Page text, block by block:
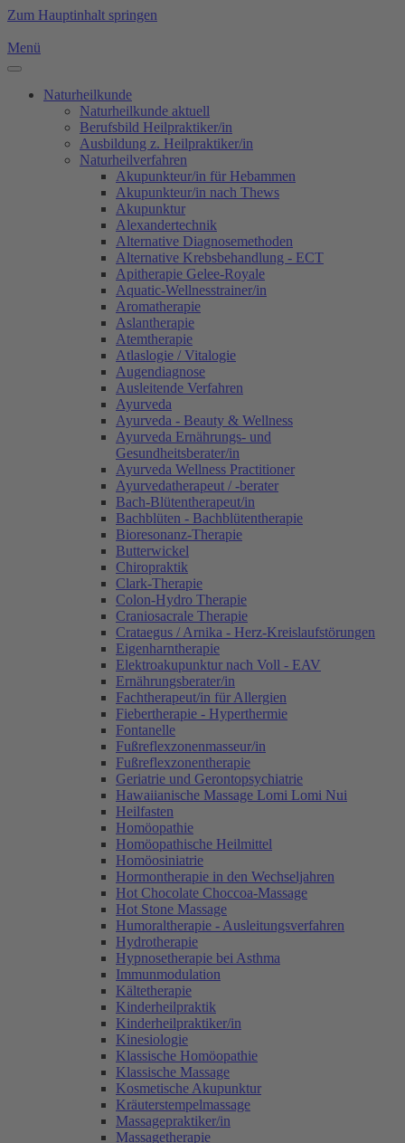
Zum Hauptinhalt springen
Menü
Naturheilkunde
Naturheilkunde aktuell
Berufsbild Heilpraktiker/in
Ausbildung z. Heilpraktiker/in
Naturheilverfahren
Akupunkteur/in für Hebammen
Akupunkteur/in nach Thews
Akupunktur
Alexandertechnik
Alternative Diagnosemethoden
Alternative Krebsbehandlung - ECT
Apitherapie Gelee-Royale
Aquatic-Wellnesstrainer/in
Aromatherapie
Aslantherapie
Atemtherapie
Atlaslogie / Vitalogie
Augendiagnose
Ausleitende Verfahren
Ayurveda
Ayurveda - Beauty & Wellness
Ayurveda Ernährungs- und
Gesundheitsberater/in
Ayurveda Wellness Practitioner
Ayurvedatherapeut / -berater
Bach-Blütentherapeut/in
Bachblüten - Bachblütentherapie
Bioresonanz-Therapie
Butterwickel
Chiropraktik
Clark-Therapie
Colon-Hydro Therapie
Craniosacrale Therapie
Crataegus / Arnika - Herz-Kreislaufstörungen
Eigenharntherapie
Elektroakupunktur nach Voll - EAV
Ernährungsberater/in
Fachtherapeut/in für Allergien
Fiebertherapie - Hyperthermie
Fontanelle
Fußreflexzonenmasseur/in
Fußreflexzonentherapie
Geriatrie und Gerontopsychiatrie
Hawaiianische Massage Lomi Lomi Nui
Heilfasten
Homöopathie
Homöopathische Heilmittel
Homöosiniatrie
Hormontherapie in den Wechseljahren
Hot Chocolate Choccoa-Massage
Hot Stone Massage
Humoraltherapie - Ausleitungsverfahren
Hydrotherapie
Hypnosetherapie bei Asthma
Immunmodulation
Kältetherapie
Kinderheilpraktik
Kinderheilpraktiker/in
Kinesiologie
Klassische Homöopathie
Klassische Massage
Kosmetische Akupunktur
Kräuterstempelmassage
Massagepraktiker/in
Massagetherapie